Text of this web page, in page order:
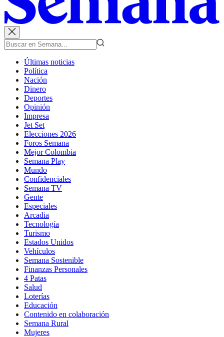
Últimas noticias
Política
Nación
Dinero
Deportes
Opinión
Impresa
Jet Set
Elecciones 2026
Foros Semana
Mejor Colombia
Semana Play
Mundo
Confidenciales
Semana TV
Gente
Especiales
Arcadia
Tecnología
Turismo
Estados Unidos
Vehículos
Semana Sostenible
Finanzas Personales
4 Patas
Salud
Loterías
Educación
Contenido en colaboración
Semana Rural
Mujeres